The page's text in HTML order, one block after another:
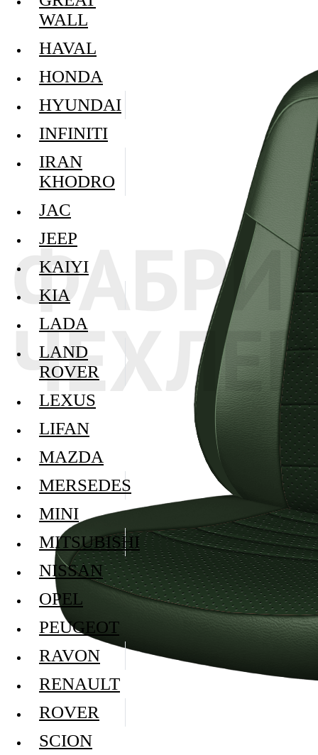
WALL
HAVAL
HONDA
HYUNDAI
INFINITI
IRAN
KHODRO
JAC
JEEP
KAIYI
KIA
LADA
LAND
ROVER
LEXUS
LIFAN
MAZDA
MERSEDES
MINI
MITSUBISHI
NISSAN
OPEL
PEUGEOT
RAVON
RENAULT
ROVER
SCION